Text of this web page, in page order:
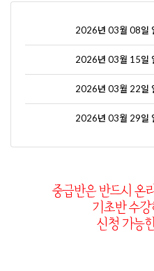
2026년 03월 08일
2026년 03월 15일
2026년 03월 22일
2026년 03월 29일